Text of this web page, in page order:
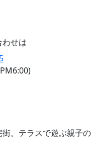
せは